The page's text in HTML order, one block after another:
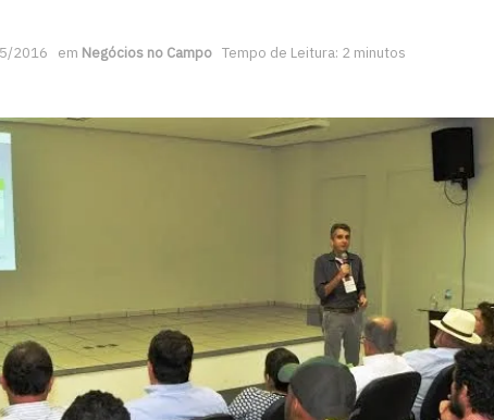
2016 em Negócios no Campo Tempo de Leitura: 2 minutos